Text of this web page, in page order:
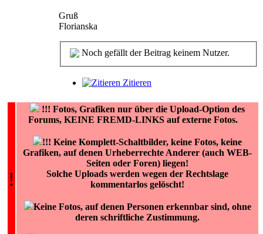
Gruß
Florianska
Noch gefällt der Beitrag keinem Nutzer.
Zitieren
!
!!! Fotos, Grafiken nur über die Upload-Option des
Forums, KEINE FREMD-LINKS auf externe Fotos.
!!! Keine Komplett-Schaltbilder, keine Fotos, keine
Grafiken, auf denen Urheberrechte Anderer (auch WEB-
Seiten oder Foren) liegen!
Solche Uploads werden wegen der Rechtslage
kommentarlos gelöscht!
Keine Fotos, auf denen Personen erkennbar sind, ohne
deren schriftliche Zustimmung.